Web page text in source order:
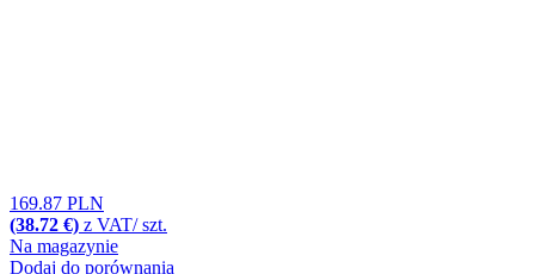
169.87 PLN
(38.72 €) z VAT/ szt.
Na magazynie
Dodaj do porównania